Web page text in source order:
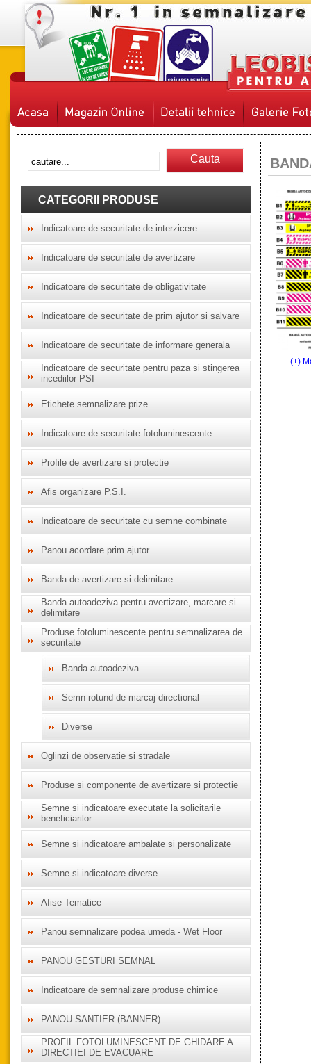
Cauta
CATEGORII PRODUSE
Indicatoare de securitate de interzicere
Indicatoare de securitate de avertizare
Indicatoare de securitate de obligativitate
Indicatoare de securitate de prim ajutor si salvare
Indicatoare de securitate de informare generala
Indicatoare de securitate pentru paza si stingerea
incediilor PSI
Etichete semnalizare prize
Indicatoare de securitate fotoluminescente
Profile de avertizare si protectie
Afis organizare P.S.I.
Indicatoare de securitate cu semne combinate
Panou acordare prim ajutor
Banda de avertizare si delimitare
Banda autoadeziva pentru avertizare, marcare si
delimitare
Produse fotoluminescente pentru semnalizarea de
securitate
Banda autoadeziva
Semn rotund de marcaj directional
Diverse
Oglinzi de observatie si stradale
Produse si componente de avertizare si protectie
Semne si indicatoare executate la solicitarile
beneficiarilor
Semne si indicatoare ambalate si personalizate
Semne si indicatoare diverse
Afise Tematice
Panou semnalizare podea umeda - Wet Floor
PANOU GESTURI SEMNAL
Indicatoare de semnalizare produse chimice
PANOU SANTIER (BANNER)
PROFIL FOTOLUMINESCENT DE GHIDARE A
DIRECTIEI DE EVACUARE
(+)